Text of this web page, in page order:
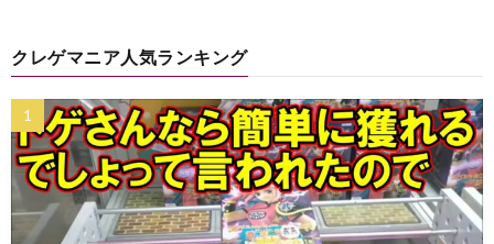
クレゲマニア人気ランキング